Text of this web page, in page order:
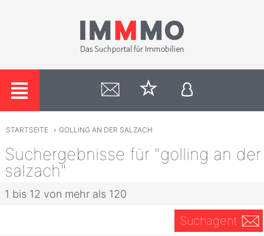
STARTSEITE › GOLLING AN DER SALZACH
Suchergebnisse für "golling an der
salzach"
1 bis 12 von mehr als 120
Suchagent